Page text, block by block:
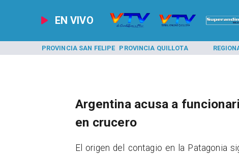
EN VIVO
PROVINCIA SAN FELIPE PROVINCIA QUILLOTA
Argentina acusa a
en crucero
El origen del contagio en la Patagonia